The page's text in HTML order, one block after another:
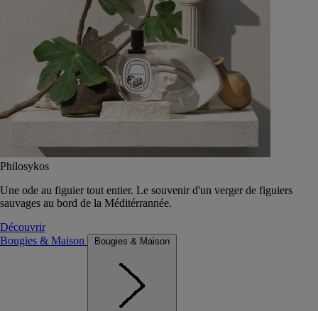
Philosykos
Une ode au figuier tout entier. Le souvenir d'un verger de figuiers
sauvages au bord de la Méditérrannée.
Découvrir
Bougies & Maison
Bougies & Maison